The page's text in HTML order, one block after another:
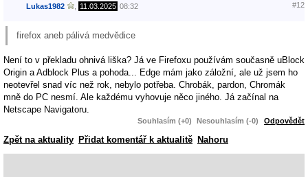
Lukas1982 11.03.2025 08:32 #12
firefox aneb pálivá medvědice
Není to v překladu ohnivá liška? Já ve Firefoxu používám současně uBlock
Origin a Adblock Plus a pohoda... Edge mám jako záložní, ale už jsem ho
neotevřel snad víc než rok, nebylo potřeba. Chrobák, pardon, Chromák
mně do PC nesmí. Ale každému vyhovuje něco jiného. Já začínal na
Netscape Navigatoru.
Souhlasím (+0) Nesouhlasím (-0) Odpovědět
Zpět na aktuality Přidat komentář k aktualitě Nahoru